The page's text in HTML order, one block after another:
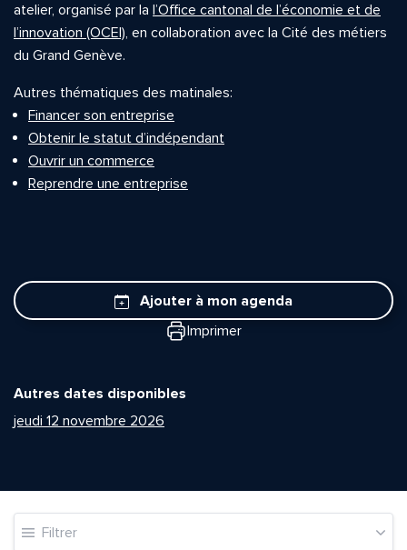
atelier, organisé par la l’Office cantonal de l’économie et de
l’innovation (OCEI), en collaboration avec la Cité des métiers
du Grand Genève.
Autres thématiques des matinales:
Financer son entreprise
Obtenir le statut d’indépendant
Ouvrir un commerce
Reprendre une entreprise
Ajouter à mon agenda
Imprimer
Autres dates disponibles
jeudi 12 novembre 2026
Filtrer